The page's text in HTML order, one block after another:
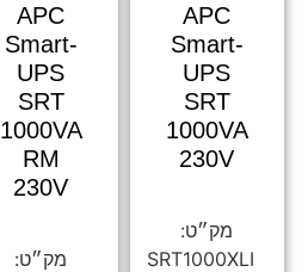
APC
Smart-
UPS
SRT
1000VA
230V
SRT1000XLI
APC
Smart-
UPS
SRT
1000VA
RM
230V